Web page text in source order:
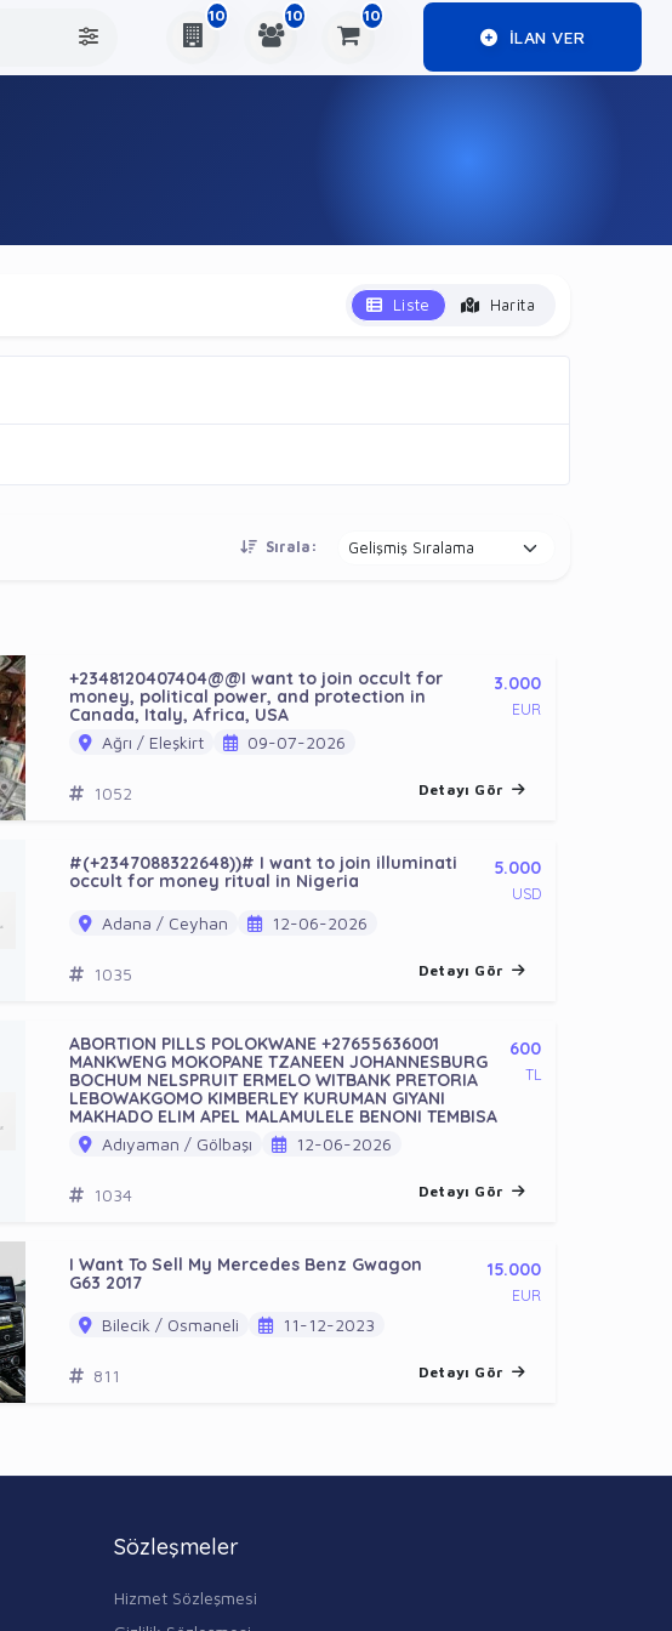
10 10 10
ILAN VER
Liste Harita
Sırala:
+2348120407404@@I want to join occult for
money, political power, and protection in
Canada, Italy, Africa, USA
3.000
EUR
Ağrı / Eleşkirt 09-07-2026
1052 Detayı Gör
#(+2347088322648))# I want to join illuminati
occult for money ritual in Nigeria
5.000
USD
Adana / Ceyhan 12-06-2026
1035 Detayı Gör
ABORTION PILLS POLOKWANE +27655636001
MANKWENG MOKOPANE TZANEEN JOHANNESBURG
BOCHUM NELSPRUIT ERMELO WITBANK PRETORIA
LEBOWAKGOMO KIMBERLEY KURUMAN GIYANI
MAKHADO ELIM APEL MALAMULELE BENONI TEMBISA
600
TL
Adıyaman / Gölbaşı 12-06-2026
1034 Detayı Gör
I Want To Sell My Mercedes Benz Gwagon
G63 2017
15.000
EUR
Bilecik / Osmaneli 11-12-2023
811 Detayı Gör
Sözleşmeler
Hizmet Sözleşmesi